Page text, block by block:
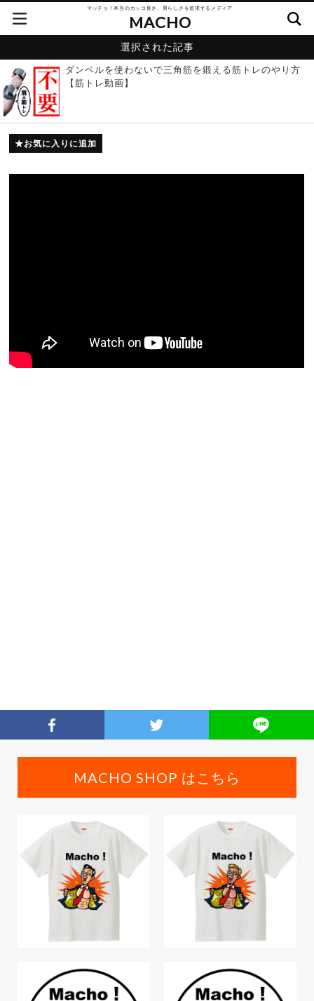
マッチョ！本当のカッコ良さ、男らしさを追求するメディア
MACHO
選択された記事
ダンベルを使わないで三角筋を鍛える筋トレのやり方
【筋トレ動画】
お気に入りに追加
MACHO SHOP はこちら